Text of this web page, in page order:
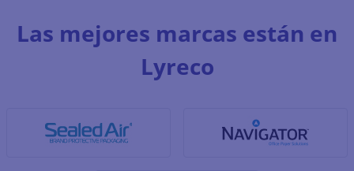
Las mejores marcas están en
Lyreco